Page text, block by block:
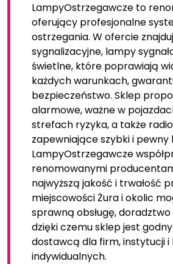
LampyOstrzegawcze to
oferujący profesjonalne
ostrzegania. W ofercie
sygnalizacyjne, lampy
świetlne, które poprawiają
każdych warunkach,
bezpieczeństwo. Sklep
alarmowe, ważne w
strefach ryzyka, a także
zapewniające szybki i pewny
LampyOstrzegawcze
renomowanymi
najwyższą jakość i trwałość
miejscowości Żura i okolic
sprawną obsługę,
dzięki czemu sklep jest
dostawcą dla firm, instytucji i
indywidualnych.